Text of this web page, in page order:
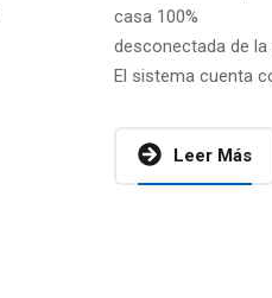
casa 100%
desconectada de la
El sistema cuenta
kWh...
Leer Más